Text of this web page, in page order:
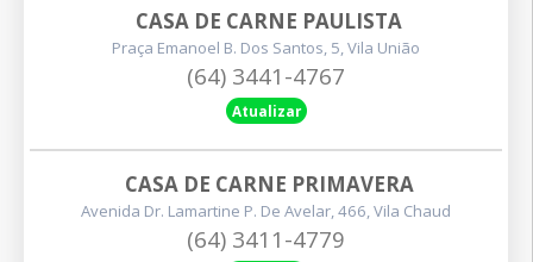
CASA DE CARNE PAULISTA
Praça Emanoel B. Dos Santos, 5, Vila União
(64) 3441-4767
Atualizar
CASA DE CARNE PRIMAVERA
Avenida Dr. Lamartine P. De Avelar, 466, Vila Chaud
(64) 3411-4779